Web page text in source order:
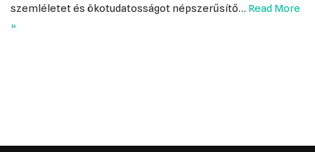
szemléletet és ökotudatosságot népszerűsítő… Read More
»